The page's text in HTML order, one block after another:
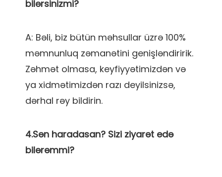
A: Bəli, biz bütün məhsullar üzrə 100%
məmnunluq zəmanətini genişləndiririk.
Zəhmət olmasa, keyfiyyətimizdən və
ya xidmətimizdən razı deyilsinizsə,
4.Sən haradasan? Sizi ziyarət edə